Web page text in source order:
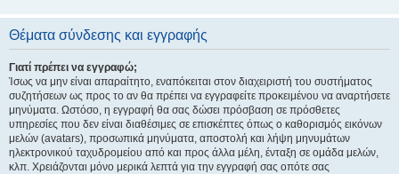
Θέματα σύνδεσης και εγγραφής
Γιατί πρέπει να εγγραφώ;
Ίσως να μην είναι απαραίτητο, εναπόκειται στον διαχειριστή του συστήματος
συζητήσεων ως προς το αν θα πρέπει να εγγραφείτε προκειμένου να αναρτήσετε
μηνύματα. Ωστόσο, η εγγραφή θα σας δώσει πρόσβαση σε πρόσθετες
υπηρεσίες που δεν είναι διαθέσιμες σε επισκέπτες όπως ο καθορισμός εικόνων
μελών (avatars), προσωπικά μηνύματα, αποστολή και λήψη μηνυμάτων
ηλεκτρονικού ταχυδρομείου από και προς άλλα μέλη, ένταξη σε ομάδα μελών,
κλπ. Χρειάζονται μόνο μερικά λεπτά για την εγγραφή σας οπότε σας